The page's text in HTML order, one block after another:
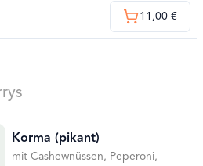
11,00 €
Korma (pikant)
mit Cashewnüssen, Peperoni,